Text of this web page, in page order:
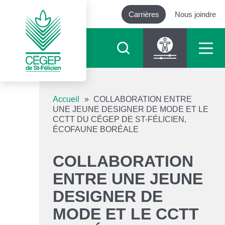
Carrières Nous joindre
Augmenter le texte
Niveau de gris
Contraste élevé
Accueil » COLLABORATION ENTRE
UNE JEUNE DESIGNER DE MODE ET LE
CCTT DU CÉGEP DE ST-FÉLICIEN,
ÉCOFAUNE BORÉALE
COLLABORATION
ENTRE UNE JEUNE
DESIGNER DE
MODE ET LE CCTT